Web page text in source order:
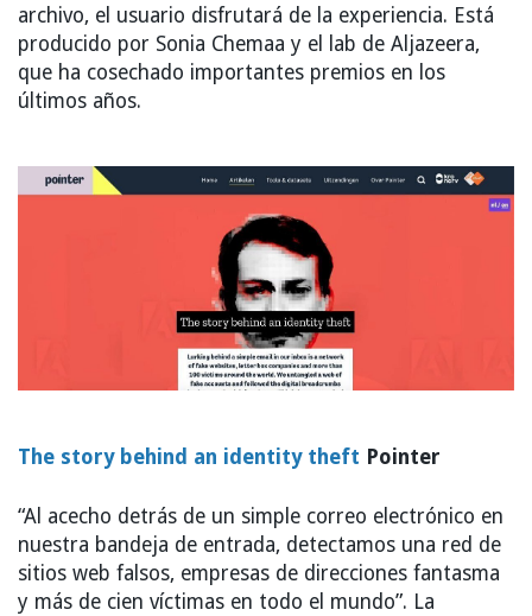
archivo, el usuario disfrutará de la experiencia. Está
producido por Sonia Chemaa y el lab de Aljazeera,
que ha cosechado importantes premios en los
últimos años.
The story behind an identity theft Pointer
“Al acecho detrás de un simple correo electrónico en
nuestra bandeja de entrada, detectamos una red de
sitios web falsos, empresas de direcciones fantasma
y más de cien víctimas en todo el mundo”. La